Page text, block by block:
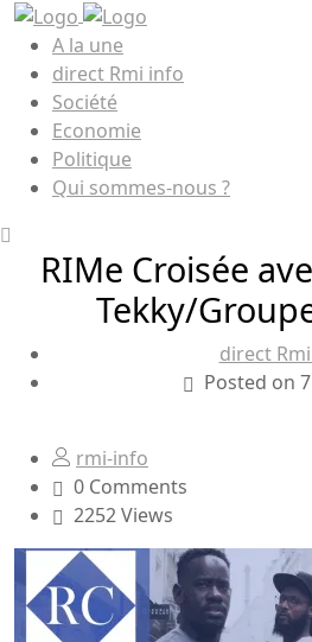
A la une
direct Rmi info
Société
Economie
Politique
Qui sommes-nous ?
RIMe Croisée
Tekky/
direct
Posted on
rmi-info
0 Comments
2252 Views